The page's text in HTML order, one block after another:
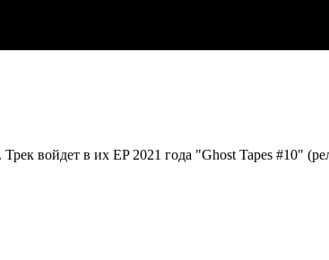
войдет в их EP 2021 года "Ghost Tapes #10"